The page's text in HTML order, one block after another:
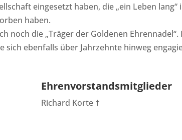
eingesetzt haben, die „ein Leben
haben.
noch die „Träger der Goldenen
sich ebenfalls über Jahrzehnte hinweg
Ehrenvorstandsmitglieder
Richard Korte †